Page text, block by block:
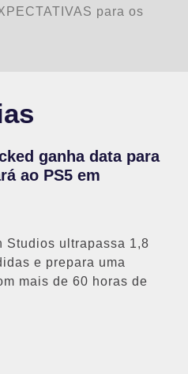
para os
ganha data para
ao PS5 em
Studios ultrapassa 1,8
e prepara uma
mais de 60 horas de